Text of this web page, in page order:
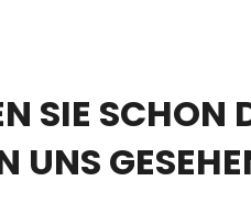
SIE SCHON
UNS